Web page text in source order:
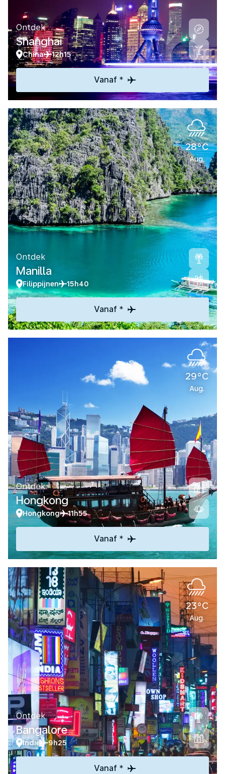
Ontdek
Shanghai
China 12h15
Vanaf *
28°C
Aug.
Ontdek
Manilla
Filippijnen 15h40
Vanaf *
29°C
Aug.
Ontdek
Hongkong
Hongkong 11h55
Vanaf *
23°C
Aug.
Ontdek
Bangalore
Indië 9h25
Vanaf *